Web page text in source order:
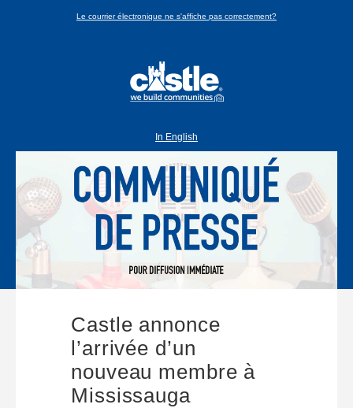
Le courrier électronique ne s'affiche pas correctement?
In English
Castle annonce
l’arrivée d’un
nouveau membre à
Mississauga